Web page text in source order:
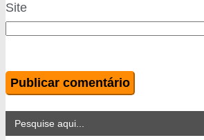
Site
Search
for: